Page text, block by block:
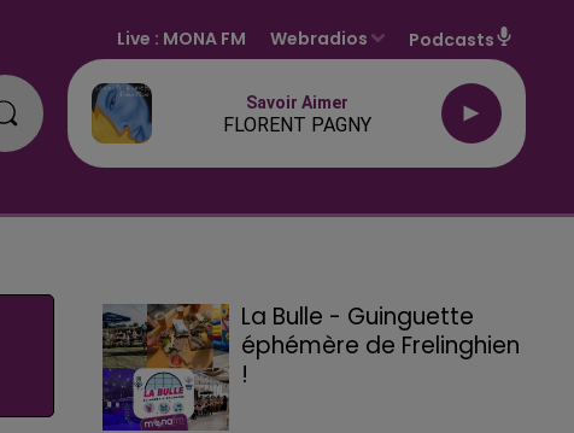
Live : MONA FM Webradios Podcasts
Savoir Aimer
FLORENT PAGNY
La Bulle - Guinguette
éphémère de Frelinghien
!